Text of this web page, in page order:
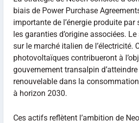
biais de Power Purchase
importante de l’énergie produite
les garanties d’origine associées.
sur le marché italien de l’électricité.
photovoltaïques contribueront à
gouvernement transalpin d’atteindre
renouvelable dans la
à horizon 2030.
Ces actifs reflètent l’ambition de